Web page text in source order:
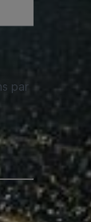
par